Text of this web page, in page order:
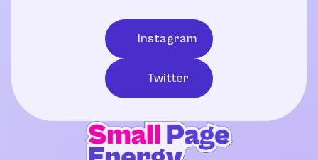
Instagram
Twitter